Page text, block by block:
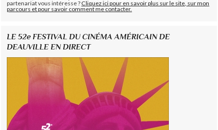
partenariat vous intéresse ?Cliquez ici pour en savoir plus sur le site, sur mon
parcours et pour savoir comment me contacter.
LE 52e FESTIVAL DU CINÉMA AMÉRICAIN DE
DEAUVILLE EN DIRECT